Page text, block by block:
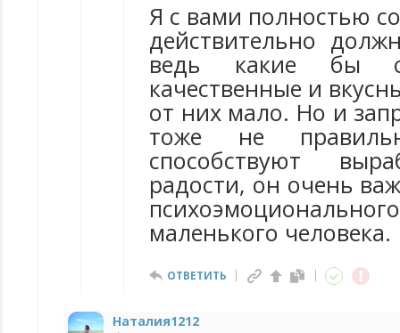
Я с вами полностью
действительно
ведь какие бы
качественные и
от них мало. Но и
тоже не
способствуют
радости, он очень
маленького человека.
ОТВЕТИТЬ
Наталия1212